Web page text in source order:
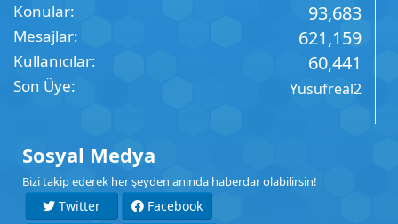
Konular 93,683
Mesajlar 621,159
Kullanıcılar 60,441
Son Üye Yusufreal2
Sosyal Medya
Bizi takip ederek her şeyden anında haberdar olabilirsin!
Twitter Facebook